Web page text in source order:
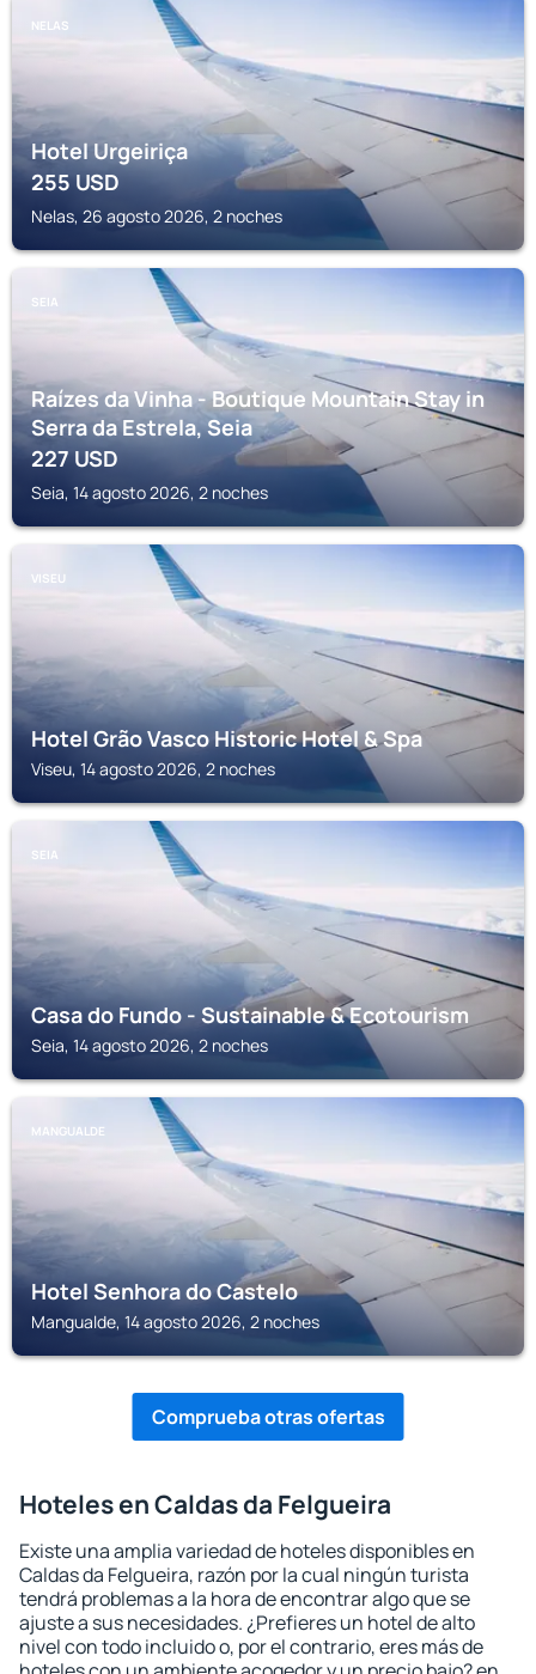
NELAS
Hotel Urgeiriça
255USD
Nelas, 26 agosto 2026, 2 noches
SEIA
Raízes da Vinha - Boutique Mountain Stay in
Serra da Estrela, Seia
227USD
Seia, 14 agosto 2026, 2 noches
VISEU
Hotel Grão Vasco Historic Hotel & Spa
Viseu, 14 agosto 2026, 2 noches
SEIA
Casa do Fundo - Sustainable & Ecotourism
Seia, 14 agosto 2026, 2 noches
MANGUALDE
Hotel Senhora do Castelo
Mangualde, 14 agosto 2026, 2 noches
Comprueba otras ofertas
Hoteles en Caldas da Felgueira
Existe una amplia variedad de hoteles disponibles en
Caldas da Felgueira, razón por la cual ningún turista
tendrá problemas a la hora de encontrar algo que se
ajuste a sus necesidades. ¿Prefieres un hotel de alto
nivel con todo incluido o, por el contrario, eres más de